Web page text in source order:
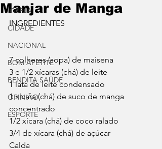
IGREJA
CIDADE
NACIONAL
BOM APETITE
BENDITA SAÚDE
OPINIÃO
ESPORTE
Manjar de Manga
INGREDIENTES
7 colheres (sopa) de maisena
3 e 1/2 xícaras (chá) de leite
1 lata de leite condensado
1 xícara (chá) de suco de manga
concentrado
1/2 xícara (chá) de coco ralado
3/4 de xícara (chá) de açúcar
Calda